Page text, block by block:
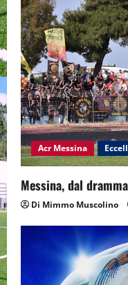
Acr Messina
Messina, dal
Di Mimmo Muscolino